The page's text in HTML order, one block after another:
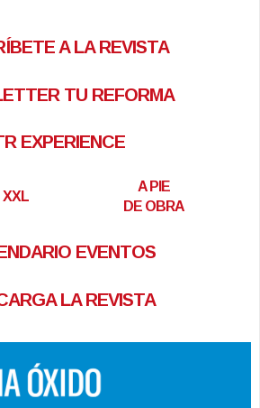
A LA REVISTA
TU REFORMA
EXPERIENCE
XXL
A PIE
DE OBRA
EVENTOS
LA REVISTA